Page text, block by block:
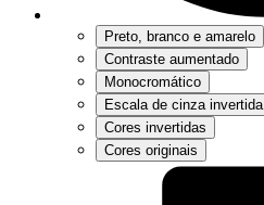
Preto, branco e amarelo
Contraste aumentado
Monocromático
Escala de cinza invertida
Cores invertidas
Cores originais